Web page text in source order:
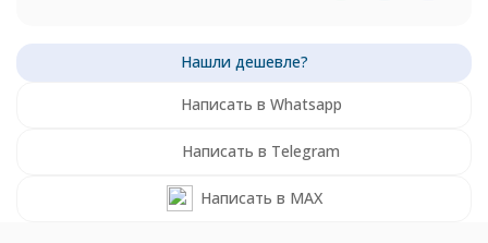
Написать в Whatsapp
Написать в Telegram
Написать в MAX